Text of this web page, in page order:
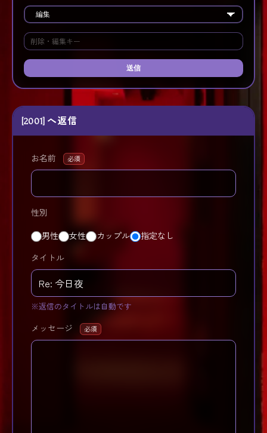
送信
[2001] へ返信
お名前 必須
性別
男性 女性 カップル 指定なし
タイトル
※返信のタイトルは自動です
メッセージ 必須